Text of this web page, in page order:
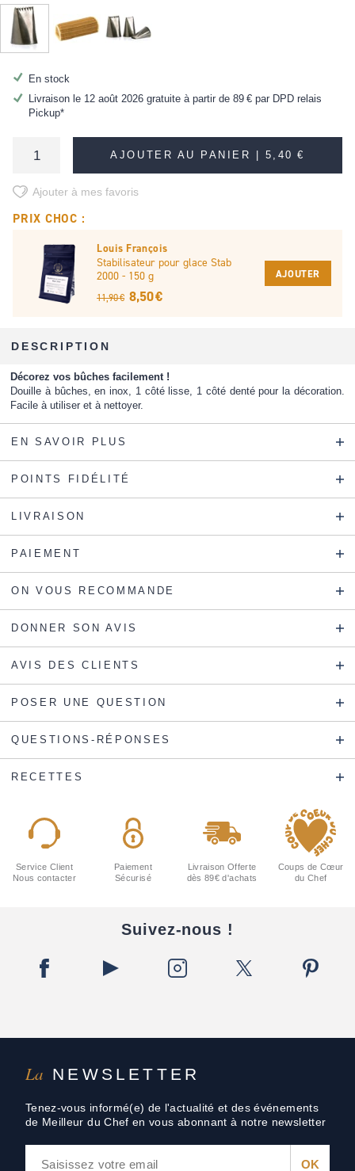
En stock
Livraison le 12 août 2026 gratuite à partir de 89 €par DPD relais
Pickup*
AJOUTER AU PANIER | 5,40 €
Ajouter à mes favoris
PRIX CHOC :
Louis François
Stabilisateur pour glace Stab
2000 - 150 g
11,90 € 8,50 €
AJOUTER
DESCRIPTION
Décorez vos bûches facilement !
Douille à bûches, en inox, 1 côté lisse, 1 côté denté pour la décoration.
Facile à utiliser et à nettoyer.
EN SAVOIR PLUS
POINTS FIDÉLITÉ
LIVRAISON
PAIEMENT
ON VOUS RECOMMANDE
DONNER SON AVIS
AVIS DES CLIENTS
POSER UNE QUESTION
QUESTIONS-RÉPONSES
RECETTES
La NEWSLETTER
Tenez-vous informé(e) de l'actualité et des événements
de Meilleur du Chef en vous abonnant à notre newsletter
Service Client
Nous contacter
Paiement
Sécurisé
Livraison Offerte
dès 89€ d'achats
Coups de Cœur
du Chef
Suivez-nous !